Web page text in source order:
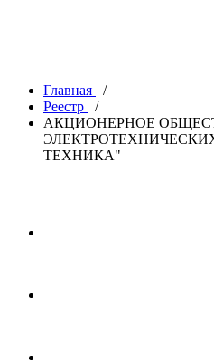
Главная
/
Реестр
/
АКЦИОНЕРНОЕ
ТЕХНИКА"